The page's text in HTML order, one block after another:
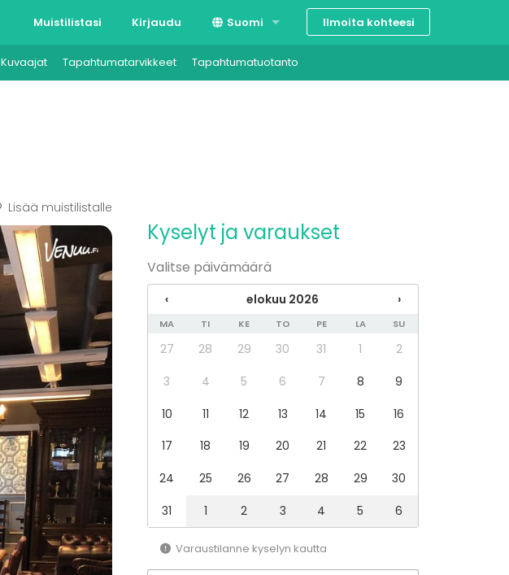
Muistilistasi Kirjaudu Suomi
Svenska
Ilmoita kohteesi
Kuvaajat Tapahtumatarvikkeet Tapahtumatuotanto
Lisää muistilistalle
Kyselyt ja varaukset
Valitse päivämäärä
‹ elokuu 2026 ›
MA TI KE TO PE LA SU
27 28 29 30 31 1
2
3
4 5 6 7 8
9
10
11 12 13 14 15
16
17
18 19 20 21 22
23
24
25 26 27 28 29
30
31
1 2 3 4 5 6
Varaustilanne kyselyn kautta